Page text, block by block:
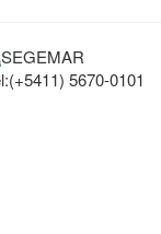
SEGEMAR
5670-0101